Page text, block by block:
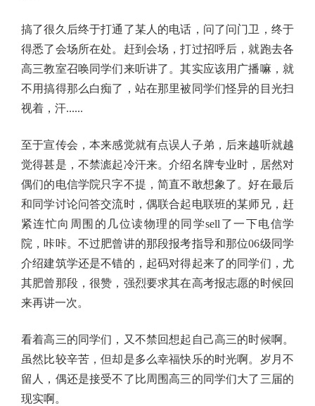
搞了很久后终于打通了某人的电话，问了问门卫，终于
得悉了会场所在处。赶到会场，打过招呼后，就跑去各
高三教室召唤同学们来听讲了。其实应该用广播嘛，就
不用搞得那么白痴了，站在那里被同学们怪异的目光扫
视着，汗......
至于宣传会，本来感觉就有点误人子弟，后来越听就越
觉得甚是，不禁滮起冷汗来。介绍名牌专业时，居然对
偶们的电信学院只字不提，简直不敢想象了。好在最后
和同学讨论问答交流时，偶联合起电联班的某师兄，赶
紧连忙向周围的几位读物理的同学sell了一下电信学
院，咔咔。不过肥曾讲的那段报考指导和那位06级同学
介绍建筑学还是不错的，起码对得起来了的同学们，尤
其肥曾那段，很赞，强烈要求其在高考报志愿的时候回
来再讲一次。
看着高三的同学们，又不禁回想起自己高三的时候啊。
虽然比较辛苦，但却是多么幸福快乐的时光啊。岁月不
留人，偶还是接受不了比周围高三的同学们大了三届的
现实啊。